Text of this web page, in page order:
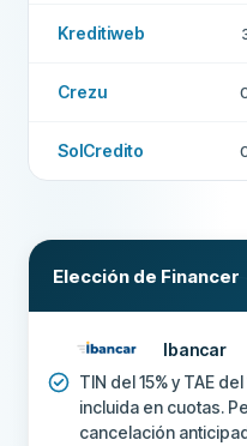
Kreditiweb
Crezu
SolCredito
Elección de Financer
Ibancar
TIN del 15% y TAE
incluida en cuotas.
cancelación